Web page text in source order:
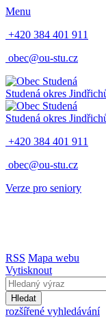
Menu
+420 384 401 911
obec@ou-stu.cz
Studená okres
Studená okres
+420 384 401 911
obec@ou-stu.cz
Verze pro seniory
RSS Mapa webu
Vytisknout
Hledat
rozšířené vyhledávání